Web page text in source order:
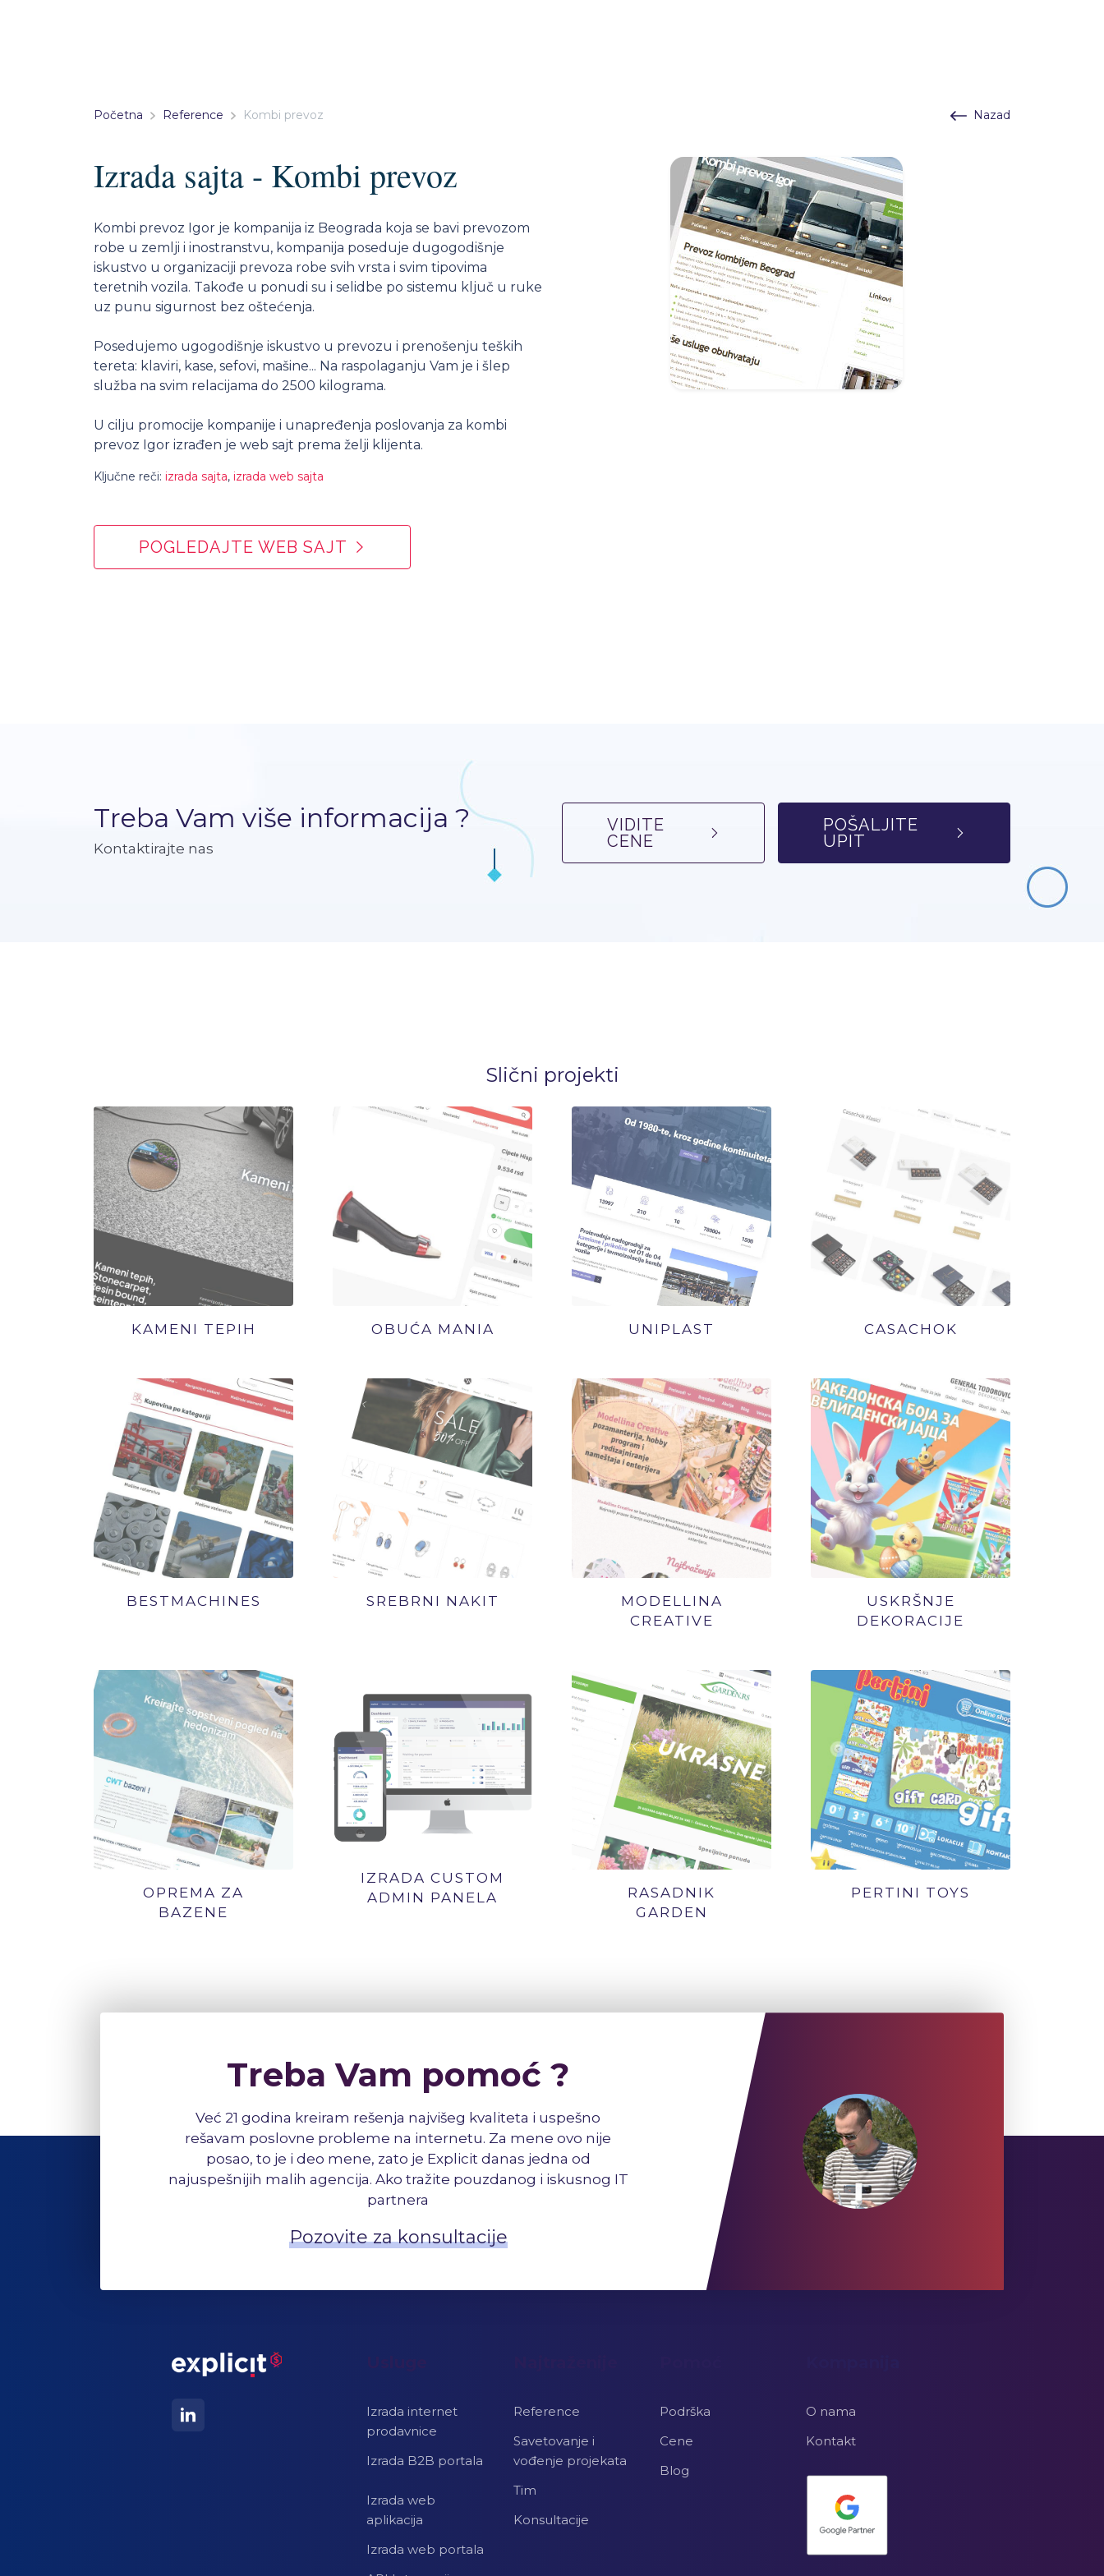
Početna Reference Kombi prevoz Nazad
Izrada sajta - Kombi prevoz
Kombi prevoz Igor je kompanija iz Beograda koja se bavi prevozom
robe u zemlji i inostranstvu, kompanija poseduje dugogodišnje
iskustvo u organizaciji prevoza robe svih vrsta i svim tipovima
teretnih vozila. Takođe u ponudi su i selidbe po sistemu ključ u ruke
uz punu sigurnost bez oštećenja.
Posedujemo ugogodišnje iskustvo u prevozu i prenošenju teških
tereta: klaviri, kase, sefovi, mašine... Na raspolaganju Vam je i šlep
služba na svim relacijama do 2500 kilograma.
U cilju promocije kompanije i unapređenja poslovanja za kombi
prevoz Igor izrađen je web sajt prema želji klijenta.
Ključne reči: izrada sajta, izrada web sajta
POGLEDAJTE WEB SAJT
Treba Vam više informacija ?
Kontaktirajte nas
VIDITE
CENE
POŠALJITE
UPIT
Slični projekti
KAMENI TEPIH OBUĆA MANIA UNIPLAST CASACHOK
BESTMACHINES SREBRNI NAKIT
MODELLINA
CREATIVE
USKRŠNJE
DEKORACIJE
OPREMA ZA
BAZENE
IZRADA CUSTOM
ADMIN PANELA
RASADNIK
GARDEN
PERTINI TOYS
Treba Vam pomoć ?
Već 21 godina kreiram rešenja najvišeg kvaliteta i uspešno
rešavam poslovne probleme na internetu. Za mene ovo nije
posao, to je i deo mene, zato je Explicit danas jedna od
najuspešnijih malih agencija. Ako tražite pouzdanog i iskusnog IT
partnera
Pozovite za konsultacije
Izrada internet
prodavnice
Izrada B2B portala
Izrada web
aplikacija
Izrada web portala
Reference
Savetovanje i
vođenje projekata
Tim
Konsultacije
Podrška
Cene
Blog
O nama
Kontakt